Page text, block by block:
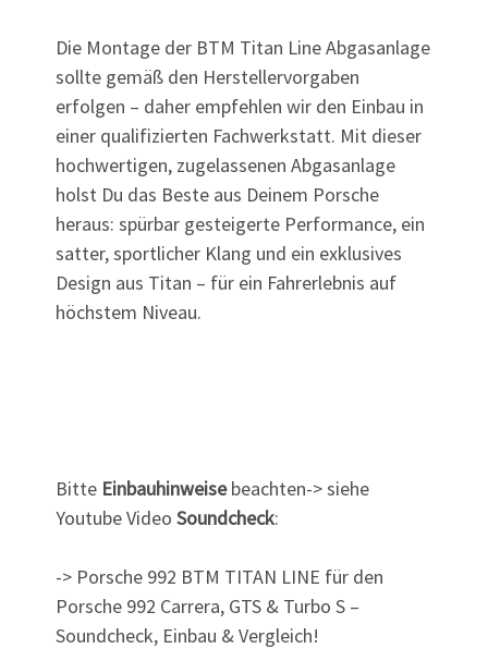
Die Montage der BTM Titan Line Abgasanlage
sollte gemäß den Herstellervorgaben
erfolgen – daher empfehlen wir den Einbau in
einer qualifizierten Fachwerkstatt. Mit dieser
hochwertigen, zugelassenen Abgasanlage
holst Du das Beste aus Deinem Porsche
heraus: spürbar gesteigerte Performance, ein
satter, sportlicher Klang und ein exklusives
Design aus Titan – für ein Fahrerlebnis auf
höchstem Niveau.
Bitte Einbauhinweisebeachten-> siehe
Youtube Video Soundcheck:
-> Porsche 992 BTM TITAN LINE für den
Porsche 992 Carrera, GTS & Turbo S –
Soundcheck, Einbau & Vergleich!